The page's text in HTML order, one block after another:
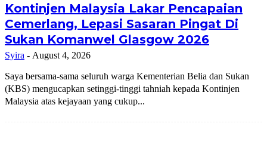
Kontinjen Malaysia Lakar Pencapaian
Cemerlang, Lepasi Sasaran Pingat Di
Sukan Komanwel Glasgow 2026
Syira - August 4, 2026
Saya bersama-sama seluruh warga Kementerian Belia dan Sukan
(KBS) mengucapkan setinggi-tinggi tahniah kepada Kontinjen
Malaysia atas kejayaan yang cukup...